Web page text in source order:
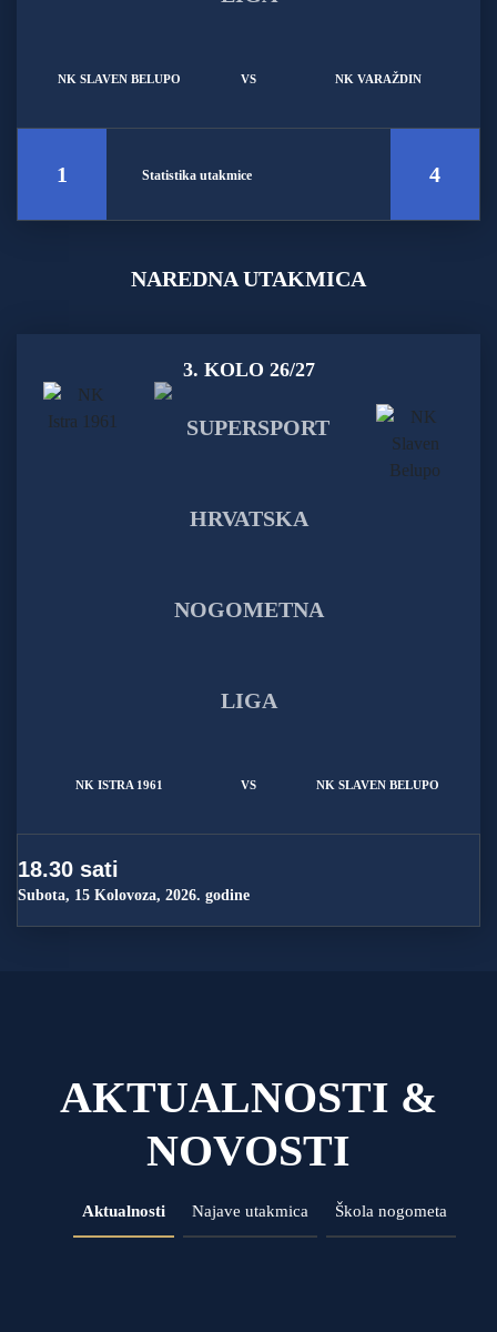
NK SLAVEN BELUPO VS NK VARAŽDIN
1 Statistika utakmice 4
NAREDNA UTAKMICA
3. KOLO 26/27
NK ISTRA 1961 VS NK SLAVEN BELUPO
18.30 sati
Subota, 15 Kolovoza, 2026. godine
AKTUALNOSTI &
NOVOSTI
Aktualnosti Najave utakmica Škola nogometa